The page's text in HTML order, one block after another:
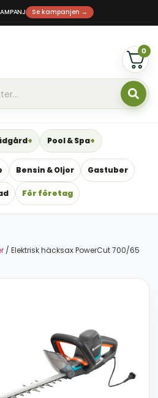
Se kampanjen →
0
Pool & Spa
Bensin & Oljor Gastuber
För företag
/ Elektrisk häcksax PowerCut 700/65